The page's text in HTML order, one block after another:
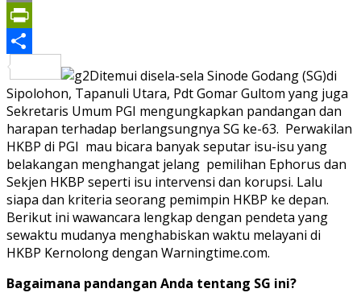
Print
PrintFriendly
ShareDitemui disela-sela Sinode Godang (SG)di
Sipolohon, Tapanuli Utara, Pdt Gomar Gultom yang juga
Sekretaris Umum PGI mengungkapkan pandangan dan
harapan terhadap berlangsungnya SG ke-63. Perwakilan
HKBP di PGI mau bicara banyak seputar isu-isu yang
belakangan menghangat jelang pemilihan Ephorus dan
Sekjen HKBP seperti isu intervensi dan korupsi. Lalu
siapa dan kriteria seorang pemimpin HKBP ke depan.
Berikut ini wawancara lengkap dengan pendeta yang
sewaktu mudanya menghabiskan waktu melayani di
HKBP Kernolong dengan Warningtime.com.
Bagaimana pandangan Anda tentang SG ini?